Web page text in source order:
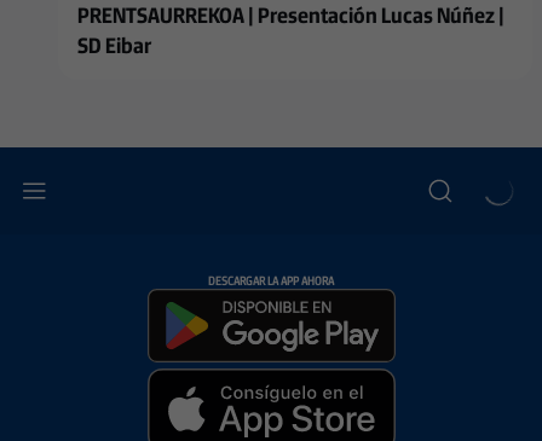
PRENTSAURREKOA | Presentación Lucas Núñez |
SD Eibar
DESCARGAR LA APP AHORA